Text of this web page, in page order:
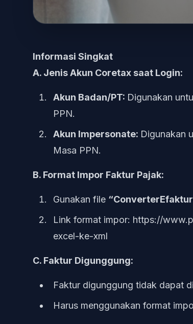
Informasi Singkat
A. Jenis Akun Coretax saat Login:
Akun Badan/PT: Digunakan
PPN.
Akun Impersonate: Digunakan
Masa PPN.
B. Format Impor Faktur Pajak:
Gunakan file
Link format impor: https://
excel-ke-xml
C. Faktur Digunggung:
Faktur digunggung tidak dapat
Harus menggunakan format